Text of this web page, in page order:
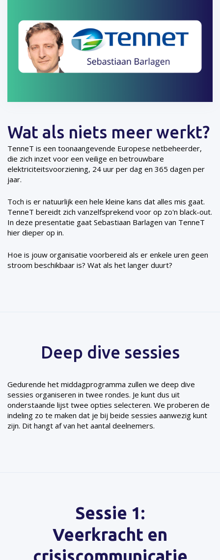
Wat als niets meer werkt?
TenneT is een toonaangevende Europese netbeheerder,
die zich inzet voor een veilige en betrouwbare
elektriciteitsvoorziening, 24 uur per dag en 365 dagen per
jaar.
Toch is er natuurlijk een hele kleine kans dat alles mis gaat.
TenneT bereidt zich vanzelfsprekend voor op zo'n black-out.
In deze presentatie gaat Sebastiaan Barlagen van TenneT
hier dieper op in.
Hoe is jouw organisatie voorbereid als er enkele uren geen
stroom beschikbaar is? Wat als het langer duurt?
Deep dive sessies
Gedurende het middagprogramma zullen we deep dive
sessies organiseren in twee rondes. Je kunt dus uit
onderstaande lijst twee opties selecteren. We proberen de
indeling zo te maken dat je bij beide sessies aanwezig kunt
zijn. Dit hangt af van het aantal deelnemers.
Sessie 1:
Veerkracht en